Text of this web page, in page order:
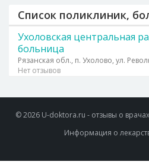
Список поликлиник,
Ухоловская центральная
больница
Рязанская обл., п. Ухолово, ул.
Нет отзывов
© 2026 U-doktora.ru - отзывы о
Информация о